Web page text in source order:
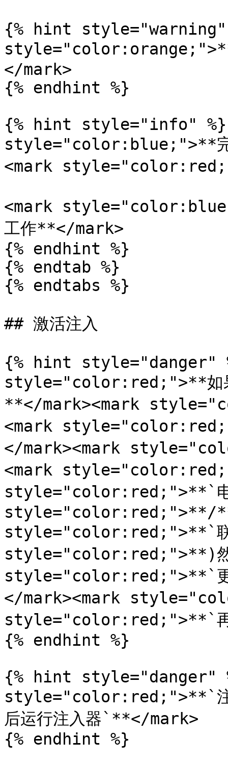
{% hint style="warning"
style="color:orange;">**
</mark>
{% endhint %}
{% hint style="info" %}
style="color:blue;">**完
<mark
<mark
工作**</mark>
{% endhint %}
{% endtab %}
{% endtabs %}
## 激活注入
{% hint style="danger"
style="color:red;">**如果
**</mark><mark
<mark
</mark><mark
<mark
style="color:red;">**`电
style="color:red;">**/
style="color:red;">**`联
style="color:red;">**)然
style="color:red;">**`更
</mark><mark
style="color:red;">**`再
{% endhint %}
{% hint style="danger"
style="color:red;">**`注入
后运行注入器`**</mark>
{% endhint %}